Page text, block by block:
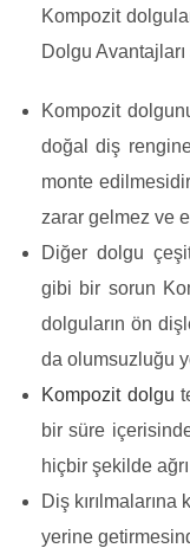
Kompozit
Dolgu
Kompozit
doğal diş
monte
zarar gelmez ve
Diğer dolgu
gibi bir sorun
dolguların ön
da olumsuzluğu
Kompozit dolgu
bir süre
hiçbir şekilde
Diş
yerine